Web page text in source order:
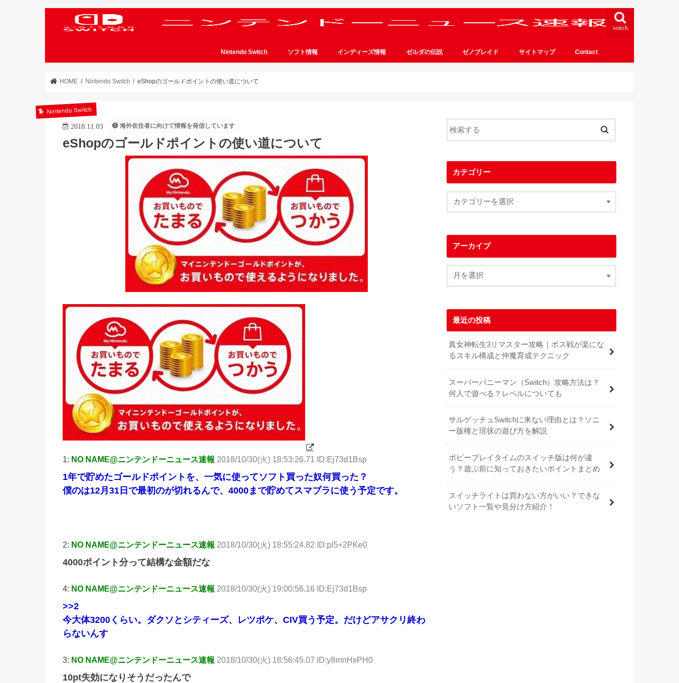
search
Nintendo Switch ソフト情報 インディーズ情報 ゼルダの伝説 ゼノブレイド サイトマップ Contact
HOME Nintendo Switch eShopのゴールドポイントの使い道について
Nintendo Switch
2018.11.03 海外在住者に向けて情報を発信しています
eShopのゴールドポイントの使い道について
1: NO NAME@ニンテンドーニュース速報 2018/10/30(火) 18:53:26.71 ID:Ej73d1Bsp
1年で貯めたゴールドポイントを、一気に使ってソフト買った奴何買った？
僕のは12月31日で最初のが切れるんで、4000まで貯めてスマブラに使う予定です。
2: NO NAME@ニンテンドーニュース速報 2018/10/30(火) 18:55:24.82 ID:pl5+2PKe0
4000ポイント分って結構な金額だな
4: NO NAME@ニンテンドーニュース速報 2018/10/30(火) 19:00:56.16 ID:Ej73d1Bsp
>>2
今大体3200くらい。ダクソとシティーズ、レツポケ、CIV買う予定。だけどアサクリ終わ
らないんす
3: NO NAME@ニンテンドーニュース速報 2018/10/30(火) 18:56:45.07 ID:y8mnHxPH0
10pt失効になりそうだったんで
カテゴリー
アーカイブ
最近の投稿
真女神転生3リマスター攻略｜ボス戦が楽にな
るスキル構成と仲魔育成テクニック
スーパーバニーマン（Switch）攻略方法は？
何人で遊べる？レベルについても
サルゲッチュSwitchに来ない理由とは？ソニ
ー版権と現状の遊び方を解説
ポピープレイタイムのスイッチ版は何が違
う？遊ぶ前に知っておきたいポイントまとめ
スイッチライトは買わない方がいい？できな
いソフト一覧や見分け方紹介！